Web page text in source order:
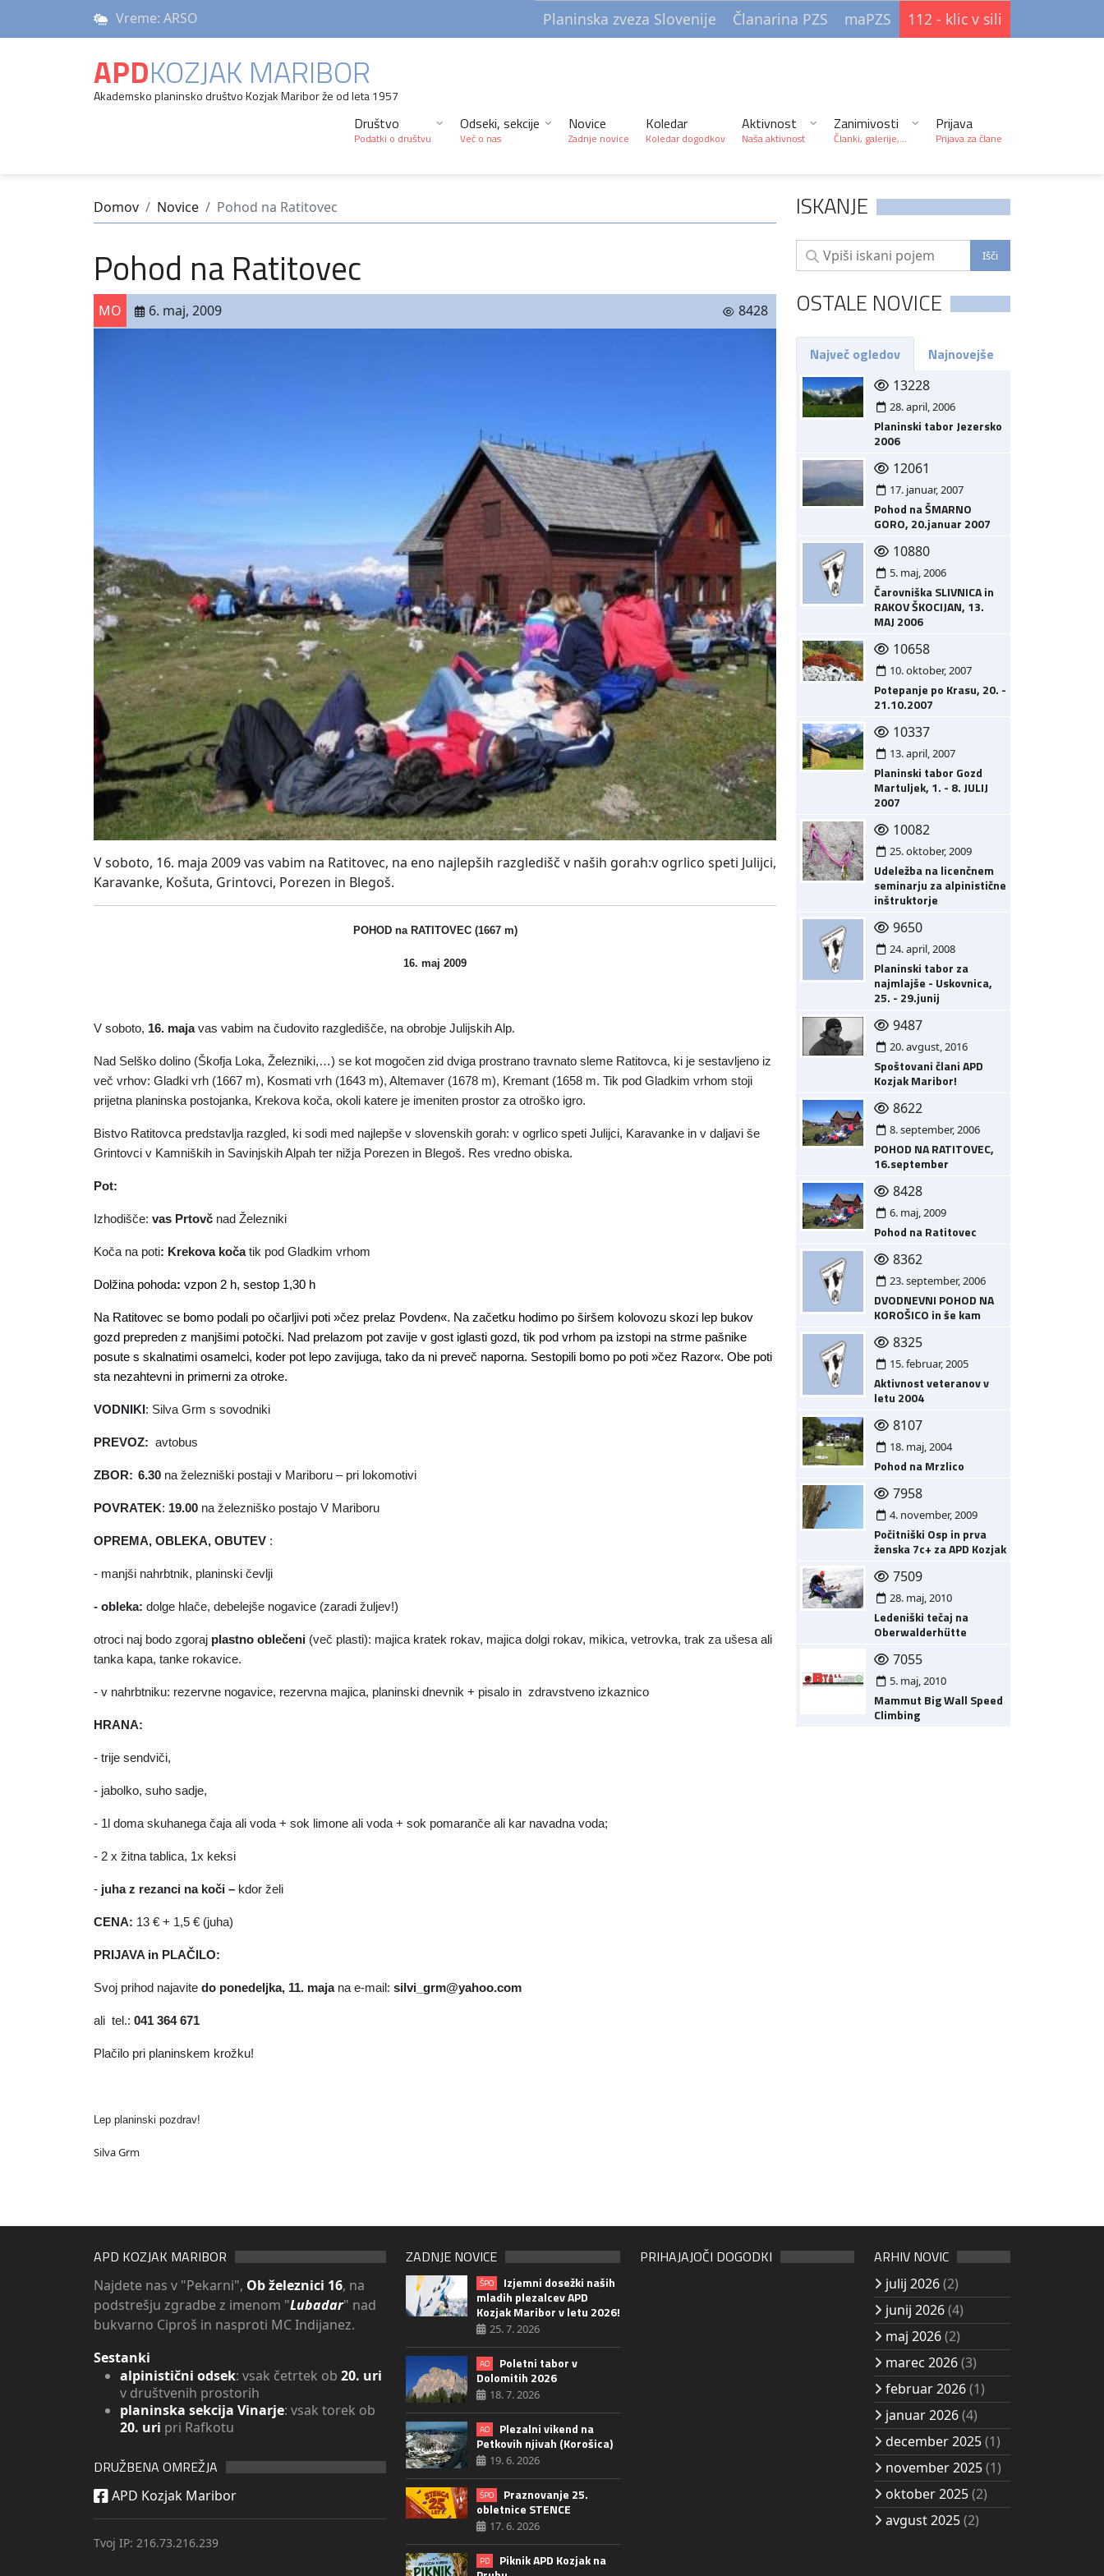
Vreme: ARSO Planinska zveza Slovenije Članarina PZS maPZS 112 - klic v sili
APDKOZJAK MARIBOR
Akademsko planinsko društvo Kozjak Maribor že od leta 1957
Društvo
Podatki o društvu
Odseki, sekcije
Več o nas
Novice
Zadnje novice
Koledar
Koledar dogodkov
Aktivnost
Naša aktivnost
Zanimivosti
Članki, galerije,...
Prijava
Prijava za člane
Domov Novice Pohod na Ratitovec
Pohod na Ratitovec
MO 6. maj, 2009 8428
V soboto, 16. maja 2009 vas vabim na Ratitovec, na eno najlepših razgledišč v naših gorah:v ogrlico speti Julijci,
Karavanke, Košuta, Grintovci, Porezen in Blegoš.
POHOD na RATITOVEC (1667 m)
16. maj 2009
V soboto, 16. majavas vabim na čudovito razgledišče, na obrobje Julijskih Alp.
Nad Selško dolino (Škofja Loka, Železniki,…) se kot mogočen zid dviga prostrano travnato sleme Ratitovca, ki je sestavljeno iz
več vrhov: Gladki vrh (1667 m), Kosmati vrh (1643 m), Altemaver (1678 m), Kremant (1658 m. Tik pod Gladkim vrhom stoji
prijetna planinska postojanka, Krekova koča, okoli katere je imeniten prostor za otroško igro.
Bistvo Ratitovca predstavlja razgled, ki sodi med najlepše v slovenskih gorah: v ogrlico speti Julijci, Karavanke in v daljavi še
Grintovci v Kamniških in Savinjskih Alpah ter nižja Porezen in Blegoš. Res vredno obiska.
Pot:
Izhodišče: vas Prtovč nad Železniki
Koča na poti: Krekova kočatik pod Gladkim vrhom
Dolžina pohoda: vzpon 2 h, sestop 1,30 h
Na Ratitovec se bomo podali po očarljivi poti »čez prelaz Povden«. Na začetku hodimo po širšem kolovozu skozi lep bukov
gozd prepreden z manjšimi potočki. Nad prelazom pot zavije v gost iglasti gozd, tik pod vrhom pa izstopi na strme pašnike
posute s skalnatimi osamelci, koder pot lepo zavijuga, tako da ni preveč naporna. Sestopili bomo po poti »čez Razor«. Obe poti
sta nezahtevni in primerni za otroke.
VODNIKI : Silva Grm s sovodniki
PREVOZ: avtobus
ZBOR: 6.30 na železniški postaji v Mariboru – pri lokomotivi
POVRATEK: 19.00 na železniško postajo V Mariboru
OPREMA, OBLEKA, OBUTEV :
- manjši nahrbtnik, planinski čevlji
- obleka: dolge hlače, debelejše nogavice (zaradi žuljev!)
otroci naj bodo zgoraj plastno oblečeni (več plasti): majica kratek rokav, majica dolgi rokav, mikica, vetrovka, trak za ušesa ali
tanka kapa, tanke rokavice.
- v nahrbtniku: rezervne nogavice, rezervna majica, planinski dnevnik + pisalo in zdravstveno izkaznico
HRANA:
- trije sendviči,
- jabolko, suho sadje,
- 1l doma skuhanega čaja ali voda + sok limone ali voda + sok pomaranče ali kar navadna voda;
- 2 x žitna tablica, 1x keksi
- juha z rezanci na koči – kdor želi
CENA: 13 € + 1,5 € (juha)
PRIJAVA in PLAČILO:
Svoj prihod najavite do ponedeljka, 11. majana e-mail: silvi_grm@yahoo.com
ali tel.: 041 364 671
Plačilo pri planinskem krožku!
Lep planinski pozdrav!
Silva Grm
ISKANJE
OSTALE NOVICE
Največ ogledov Najnovejše
13228
28. april, 2006
Planinski tabor Jezersko
2006
12061
17. januar, 2007
Pohod na ŠMARNO
GORO, 20.januar 2007
10880
5. maj, 2006
Čarovniška SLIVNICA in
RAKOV ŠKOCIJAN, 13.
MAJ 2006
10658
10. oktober, 2007
Potepanje po Krasu, 20. -
21.10.2007
10337
13. april, 2007
Planinski tabor Gozd
Martuljek, 1. - 8. JULIJ
2007
10082
25. oktober, 2009
Udeležba na licenčnem
seminarju za alpinistične
inštruktorje
9650
24. april, 2008
Planinski tabor za
najmlajše - Uskovnica,
25. - 29.junij
9487
20. avgust, 2016
Spoštovani člani APD
Kozjak Maribor!
8622
8. september, 2006
POHOD NA RATITOVEC,
16.september
8428
6. maj, 2009
Pohod na Ratitovec
8362
23. september, 2006
DVODNEVNI POHOD NA
KOROŠICO in še kam
8325
15. februar, 2005
Aktivnost veteranov v
letu 2004
8107
18. maj, 2004
Pohod na Mrzlico
7958
4. november, 2009
Počitniški Osp in prva
ženska 7c+ za APD Kozjak
7509
28. maj, 2010
Ledeniški tečaj na
Oberwalderhütte
7055
5. maj, 2010
Mammut Big Wall Speed
Climbing
APD KOZJAK MARIBOR
Najdete nas v "Pekarni", Ob železnici 16, na
podstrešju zgradbe z imenom "Lubadar" nad
bukvarno Ciproš in nasproti MC Indijanez.
Sestanki
alpinistični odsek: vsak četrtek ob 20. uri
v društvenih prostorih
planinska sekcija Vinarje: vsak torek ob
20. uri pri Rafkotu
DRUŽBENA OMREŽJA
APD Kozjak Maribor
Tvoj IP: 216.73.216.239
ZADNJE NOVICE
ŠPO
Izjemni dosežki naših
mladih plezalcev APD
Kozjak Maribor v letu 2026!
25. 7. 2026
AO
Poletni tabor v
Dolomitih 2026
18. 7. 2026
AO
Plezalni vikend na
Petkovih njivah (Korošica)
19. 6. 2026
ŠPO
Praznovanje 25.
obletnice STENCE
17. 6. 2026
PD
Piknik APD Kozjak na
PRIHAJAJOČI DOGODKI ARHIV NOVIC
julij 2026(2)
junij 2026(4)
maj 2026(2)
marec 2026(3)
februar 2026(1)
januar 2026(4)
december 2025(1)
november 2025(1)
oktober 2025(2)
avgust 2025(2)